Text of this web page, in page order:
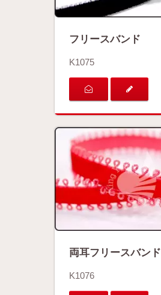
フリースバンド
K1075
両耳フリースバンド
K1076